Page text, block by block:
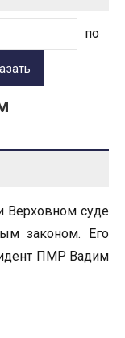
по
Верховном суде
законом. Его
ПМР Вадим